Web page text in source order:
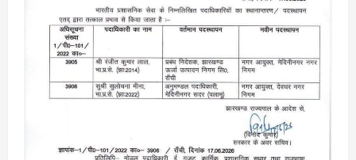
विश्वविद्यालय
का
मान